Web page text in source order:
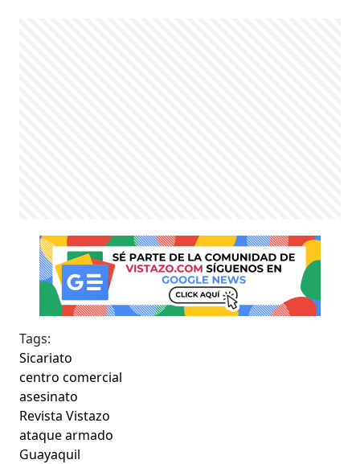
Tags:
Sicariato
centro comercial
asesinato
Revista Vistazo
ataque armado
Guayaquil